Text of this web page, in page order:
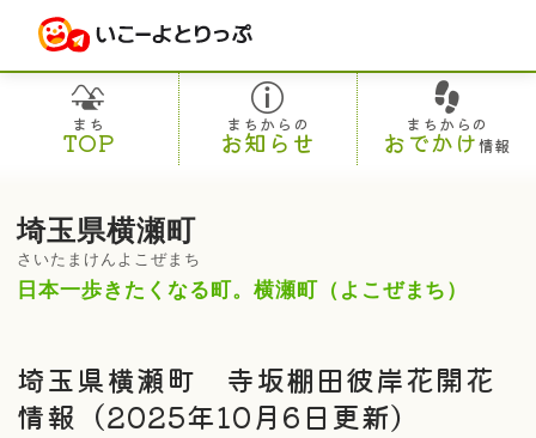
まち
TOP
まちからの
お知らせ
まちからの
おでかけ情報
埼玉県横瀬町
さいたまけんよこぜまち
日本一歩きたくなる町。横瀬町（よこぜまち）
埼玉県横瀬町 寺坂棚田彼岸花開花
情報（2025年10月6日更新）